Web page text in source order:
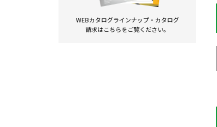
WEBカタログラインナップ・ カタログ
請求はこちらをご覧ください。